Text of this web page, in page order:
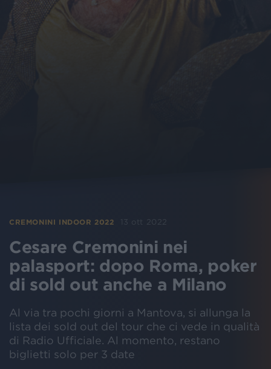
CREMONINI INDOOR 2022 13 ott 2022
Cesare Cremonini nei
palasport: dopo Roma, poker
di sold out anche a Milano
Al via tra pochi giorni a Mantova, si allunga la
lista dei sold out del tour che ci vede in qualità
di Radio Ufficiale. Al momento, restano
biglietti solo per 3 date